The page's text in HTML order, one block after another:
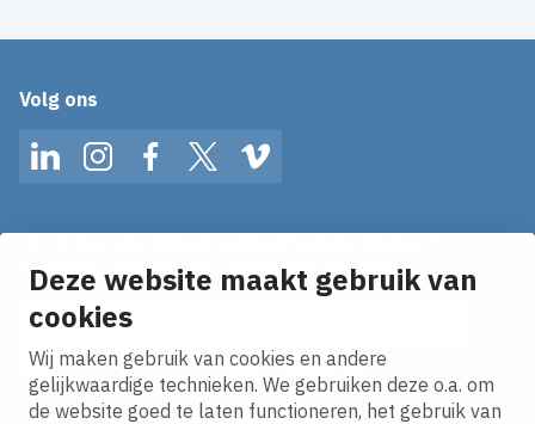
Deze website maakt gebruik van
cookies
Wij maken gebruik van cookies en andere
gelijkwaardige technieken. We gebruiken deze o.a. om
de website goed te laten functioneren, het gebruik van
Volg ons
LinkedInInstagramFacebookTwitterVimeo
Ontvang onze nieuws alerts in je mailbox!
E-mailadres
Ik ga akkoord met hetprivacy statement.